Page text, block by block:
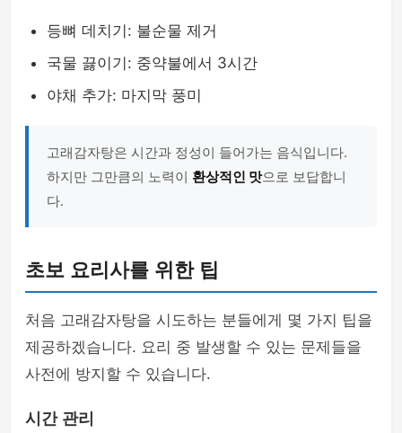
등뼈 데치기: 불순물 제거
국물 끓이기: 중약불에서 3시간
야채 추가: 마지막 풍미
고래감자탕은 시간과 정성이 들어가는 음식입니다.
하지만 그만큼의 노력이 환상적인 맛으로 보답합니
다.
초보 요리사를 위한 팁
처음 고래감자탕을 시도하는 분들에게 몇 가지 팁을
제공하겠습니다. 요리 중 발생할 수 있는 문제들을
사전에 방지할 수 있습니다.
시간 관리